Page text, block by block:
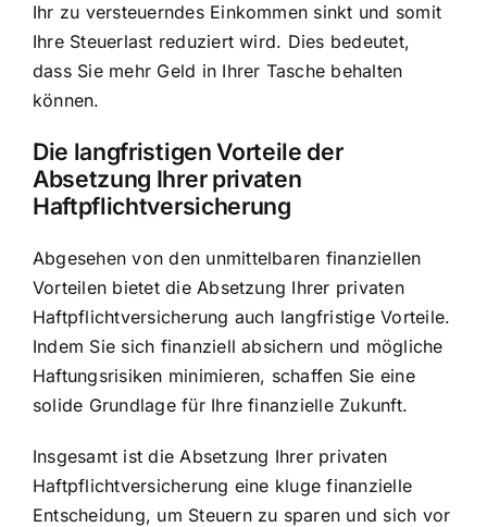
Ihr zu versteuerndes Einkommen sinkt und somit
Ihre Steuerlast reduziert wird. Dies bedeutet,
dass Sie mehr Geld in Ihrer Tasche behalten
können.
Die langfristigen Vorteile der
Absetzung Ihrer privaten
Haftpflichtversicherung
Abgesehen von den unmittelbaren finanziellen
Vorteilen bietet die Absetzung Ihrer privaten
Haftpflichtversicherung auch langfristige Vorteile.
Indem Sie sich finanziell absichern und mögliche
Haftungsrisiken minimieren, schaffen Sie eine
solide Grundlage für Ihre finanzielle Zukunft.
Insgesamt ist die Absetzung Ihrer privaten
Haftpflichtversicherung eine kluge finanzielle
Entscheidung, um Steuern zu sparen und sich vor